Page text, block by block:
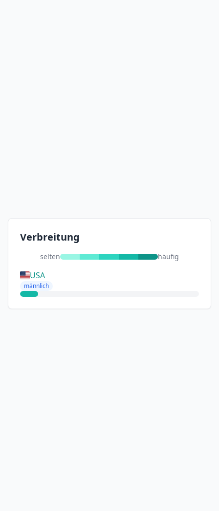
Verbreitung
selten häufig
USA
männlich